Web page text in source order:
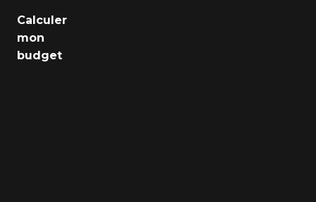
Calculer
mon
budget